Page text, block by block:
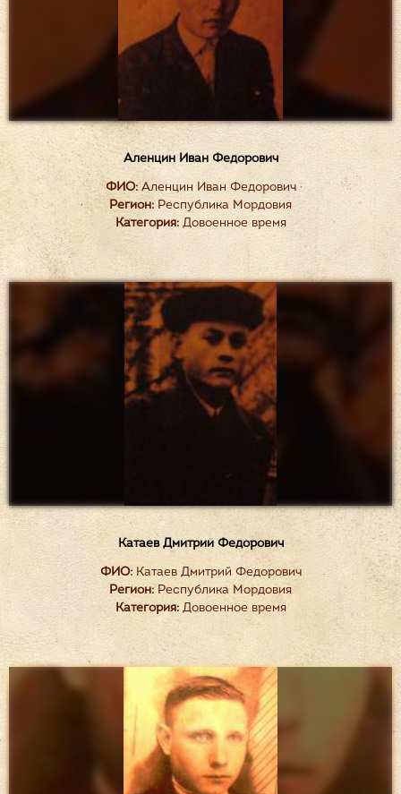
Аленцин Иван Федорович
ФИО:Аленцин Иван Федорович
Регион: Республика Мордовия
Категория:Довоенное время
Катаев Дмитрий Федорович
ФИО:Катаев Дмитрий Федорович
Регион: Республика Мордовия
Категория:Довоенное время